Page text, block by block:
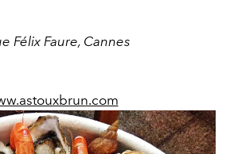
Félix Faure, Cannes